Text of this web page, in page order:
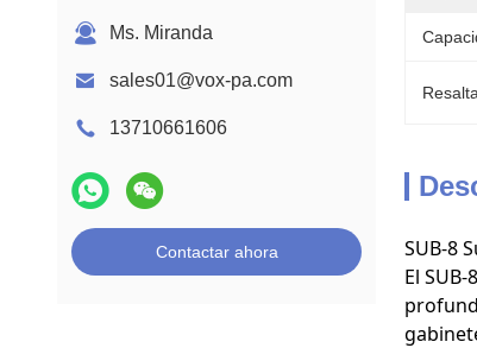
Ms. Miranda
sales01@vox-pa.com
13710661606
Contactar ahora
SUB-8
El